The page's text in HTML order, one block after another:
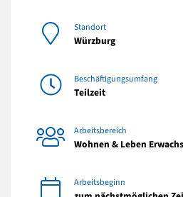
Standort
Würzburg
Beschäftigungsumfang
Teilzeit
Arbeitsbereich
Wohnen & Leben
Arbeitsbeginn